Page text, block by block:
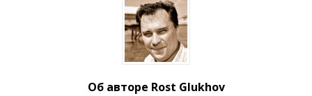
Об авторе Rost Glukhov